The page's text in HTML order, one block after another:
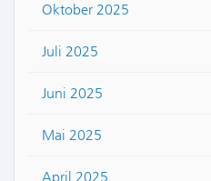
Oktober 2025
Juli 2025
Juni 2025
Mai 2025
April 2025